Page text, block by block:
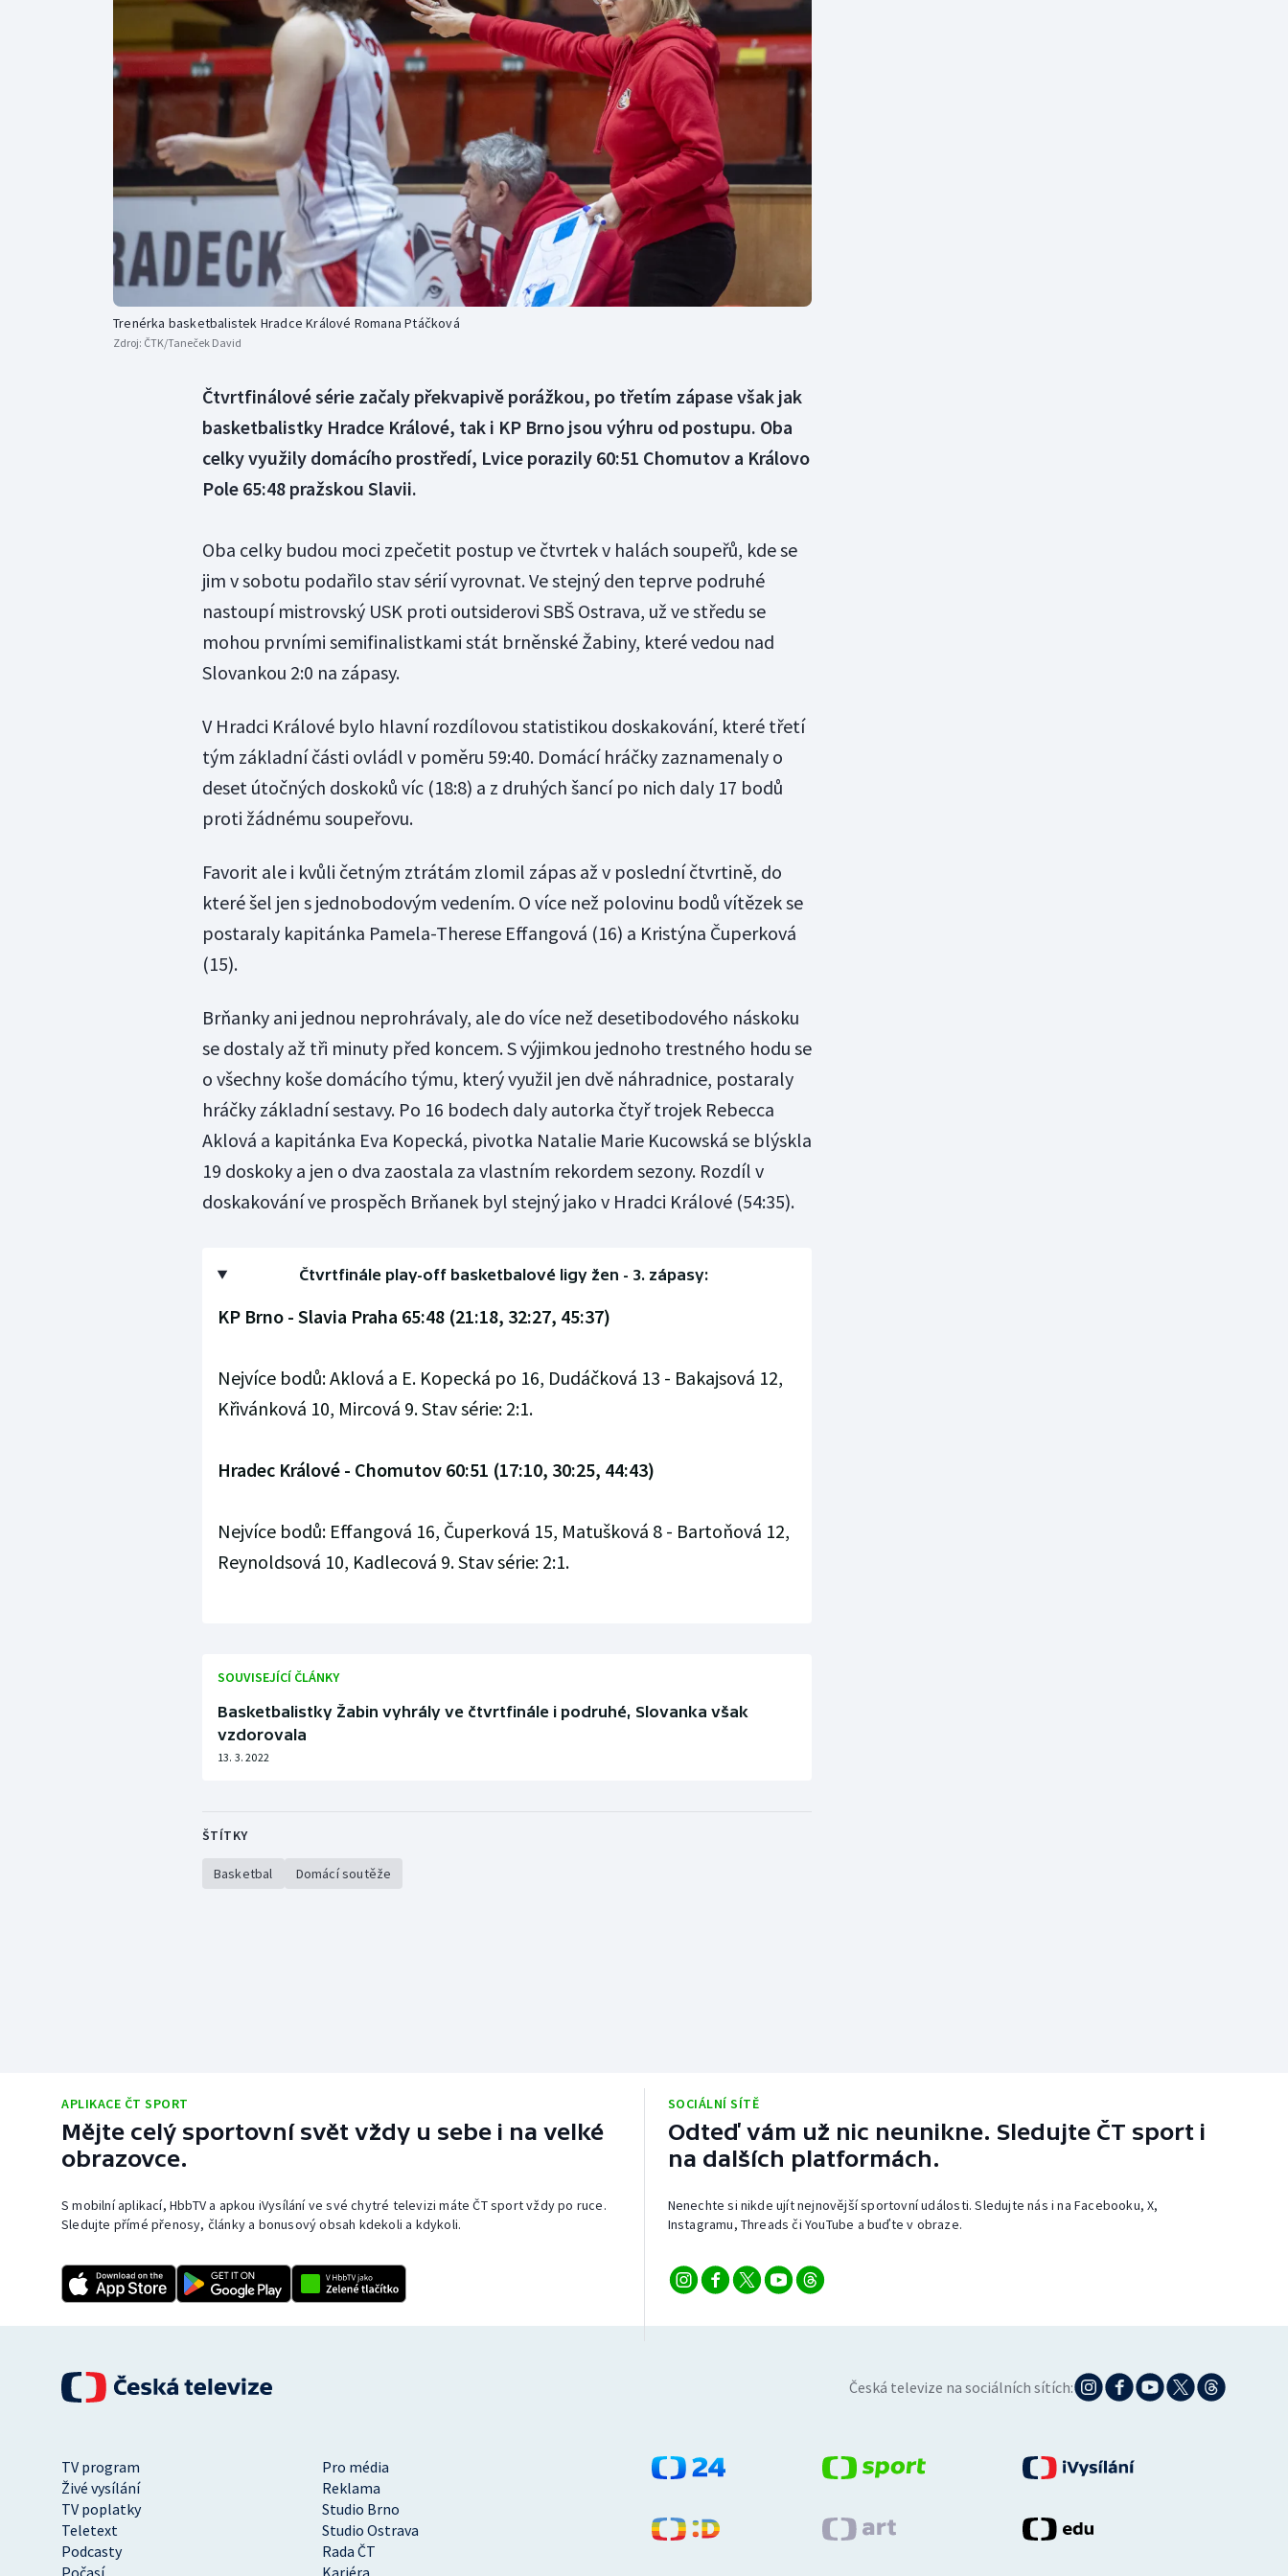
Curling
Dostihy
Florbal
Futsal
Golf
Gymnastika
Moderní pětiboj
Motorsport
Olympijské hry
Parasport
Plavání
Plážový volejbal
Triatlon
Veslování
Vodní slalom
Volejbal
Ostatní
Trenérka basketbalistek Hradce Králové Romana Ptáčková
Zdroj: ČTK/Taneček David
Čtvrtfinálové série začaly překvapivě porážkou, po třetím zápase však jak
basketbalistky Hradce Králové, tak i KP Brno jsou výhru od postupu. Oba
celky využily domácího prostředí, Lvice porazily 60:51 Chomutov a Královo
Pole 65:48 pražskou Slavii.
Oba celky budou moci zpečetit postup ve čtvrtek v halách soupeřů, kde se
jim v sobotu podařilo stav sérií vyrovnat. Ve stejný den teprve podruhé
nastoupí mistrovský USK proti outsiderovi SBŠ Ostrava, už ve středu se
mohou prvními semifinalistkami stát brněnské Žabiny, které vedou nad
Slovankou 2:0 na zápasy.
V Hradci Králové bylo hlavní rozdílovou statistikou doskakování, které třetí
tým základní části ovládl v poměru 59:40. Domácí hráčky zaznamenaly o
deset útočných doskoků víc (18:8) a z druhých šancí po nich daly 17 bodů
proti žádnému soupeřovu.
Favorit ale i kvůli četným ztrátám zlomil zápas až v poslední čtvrtině, do
které šel jen s jednobodovým vedením. O více než polovinu bodů vítězek se
postaraly kapitánka Pamela-Therese Effangová (16) a Kristýna Čuperková
(15).
Brňanky ani jednou neprohrávaly, ale do více než desetibodového náskoku
se dostaly až tři minuty před koncem. S výjimkou jednoho trestného hodu se
o všechny koše domácího týmu, který využil jen dvě náhradnice, postaraly
hráčky základní sestavy. Po 16 bodech daly autorka čtyř trojek Rebecca
Aklová a kapitánka Eva Kopecká, pivotka Natalie Marie Kucowská se blýskla
19 doskoky a jen o dva zaostala za vlastním rekordem sezony. Rozdíl v
doskakování ve prospěch Brňanek byl stejný jako v Hradci Králové (54:35).
Čtvrtfinále play-off basketbalové ligy žen - 3. zápasy:
KP Brno - Slavia Praha 65:48 (21:18, 32:27, 45:37)
Nejvíce bodů: Aklová a E. Kopecká po 16, Dudáčková 13 - Bakajsová 12,
Křivánková 10, Mircová 9. Stav série: 2:1.
Hradec Králové - Chomutov 60:51 (17:10, 30:25, 44:43)
Nejvíce bodů: Effangová 16, Čuperková 15, Matušková 8 - Bartoňová 12,
Reynoldsová 10, Kadlecová 9. Stav série: 2:1.
SOUVISEJÍCÍ ČLÁNKY
Basketbalistky Žabin vyhrály ve čtvrtfinále i podruhé, Slovanka však
vzdorovala
13. 3. 2022
ŠTÍTKY
Basketbal Domácí soutěže
APLIKACE ČT SPORT
Mějte celý sportovní svět vždy u sebe i na velké
obrazovce.
S mobilní aplikací, HbbTV a apkou iVysílání ve své chytré televizi máte ČT sport vždy po ruce.
Sledujte přímé přenosy, články a bonusový obsah kdekoli a kdykoli.
SOCIÁLNÍ SÍTĚ
Odteď vám už nic neunikne. Sledujte ČT sport i
na dalších platformách.
Nenechte si nikde ujít nejnovější sportovní události. Sledujte nás i na Facebooku, X,
Instagramu, Threads či YouTube a buďte v obraze.
Česká televize na sociálních sítích:
TV program
Pro média
Živé vysílání
Reklama
TV poplatky
Studio Brno
Teletext
Studio Ostrava
Podcasty
Rada ČT